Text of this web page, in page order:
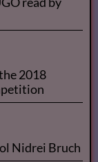
2018
Nidrei Bruch